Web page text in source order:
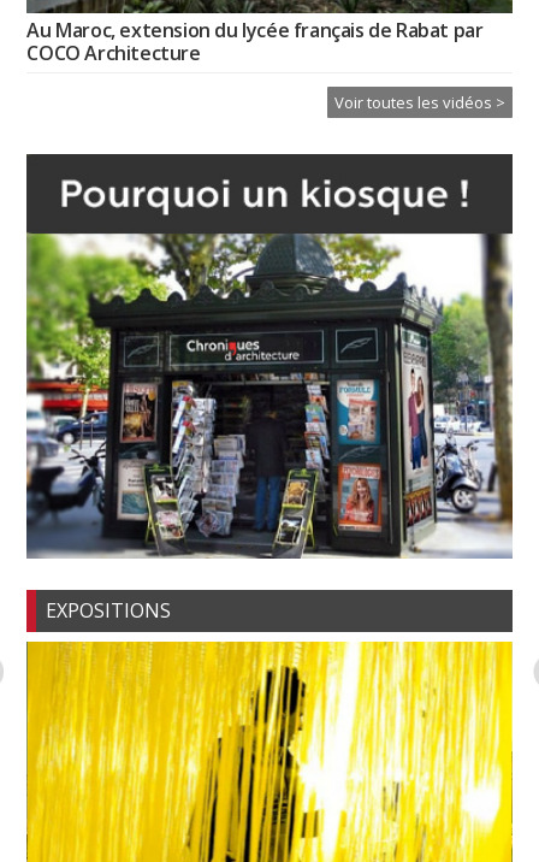
Au Maroc, extension du lycée français de Rabat par
COCO Architecture
Voir toutes les vidéos >
EXPOSITIONS